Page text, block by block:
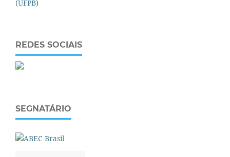
REDES SOCIAIS
SEGNATÁRIO